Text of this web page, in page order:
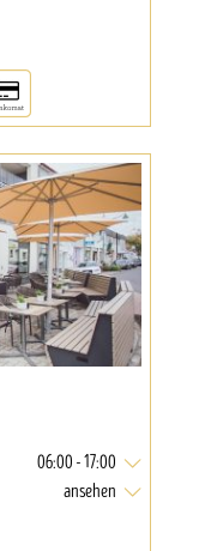
06:00 - 17:00
ansehen